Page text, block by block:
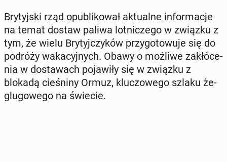
Bry­tyj­ski rząd opu­bli­ko­wał ak­tu­al­ne in­for­ma­cje
na temat dostaw paliwa lot­ni­cze­go w związku z
tym, że wielu Bry­tyj­czy­ków przy­go­to­wu­je się do
podróży wa­ka­cyj­nych. Obawy o możliwe za­kłó­ce­
nia w do­sta­wach po­ja­wi­ły się w związku z
blokadą cie­śni­ny Ormuz, klu­czo­we­go szlaku że­
glu­go­we­go na świecie.